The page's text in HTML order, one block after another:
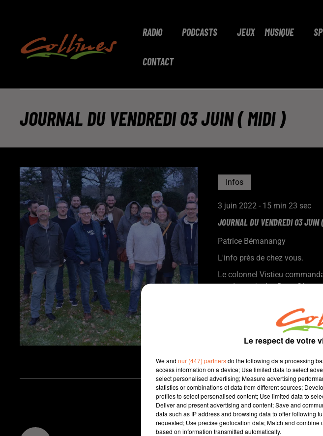
RADIO PODCASTS JEUX MUSIQUE
CONTACT
JOURNAL DU VENDREDI 03 JUIN ( MIDI )
Infos
3 juin 2022 - 15 min 23 sec
JOURNAL DU VENDREDI 03 JUIN
Patrice Bémanangy
L'info près de chez vous.
Le colonnel Vistieu
gendarmerie des Deux-
Pour arrsoser ses espaces
d'eau, la ville de Niorta eu
L'élu d'opposition thouarsais
complémentarité sur le projet
mais reste vigilant.
Le Remp'Arts Festival,
au Château de Bressuire
photo ).
Cholet Basket a réalisé une
fantastique. Le président et
Le respect de votre
We and our (447) partnersdo the following data processing
access information on a device; Use limited data to select
select personalised advertising; Measure advertising
statistics or combinations of data from different sources;
profiles to select personalised content; Use limited data to
Deliver and present advertising and content; Save and
data such as IP address and browsing data to offer following
requested; Use precise geolocation data; Match and
based on information transmitted automatically.